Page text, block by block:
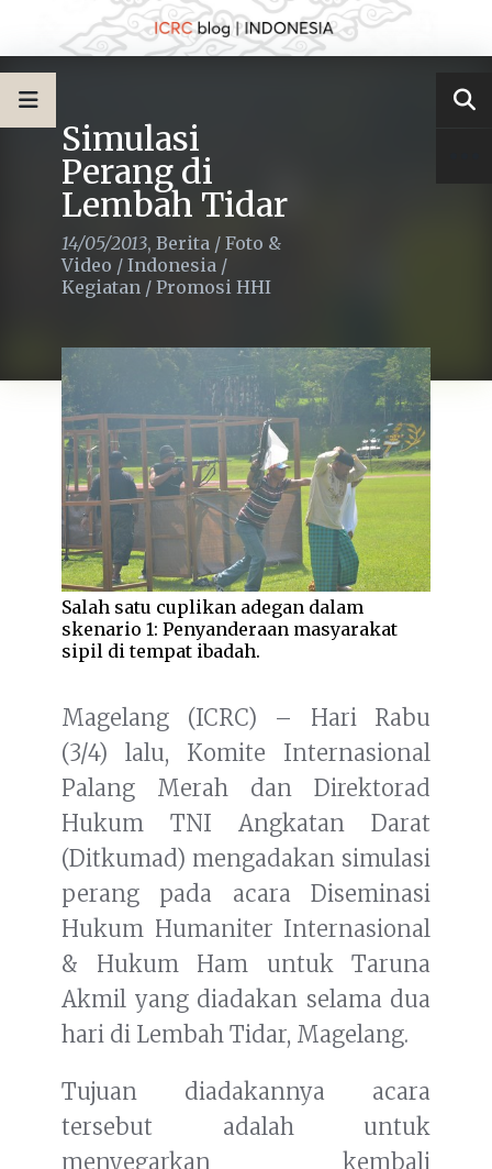
Simulasi
Perang di
Lembah Tidar
14/05/2013, Berita / Foto &
Video / Indonesia /
Kegiatan / Promosi HHI
Salah satu cuplikan adegan dalam
skenario 1: Penyanderaan masyarakat
sipil di tempat ibadah.
Magelang (ICRC) – Hari Rabu
(3/4) lalu, Komite Internasional
Palang Merah dan Direktorad
Hukum TNI Angkatan Darat
(Ditkumad) mengadakan simulasi
perang pada acara Diseminasi
Hukum Humaniter Internasional
& Hukum Ham untuk Taruna
Akmil yang diadakan selama dua
hari di Lembah Tidar, Magelang.
Tujuan diadakannya acara
tersebut adalah untuk
menyegarkan kembali